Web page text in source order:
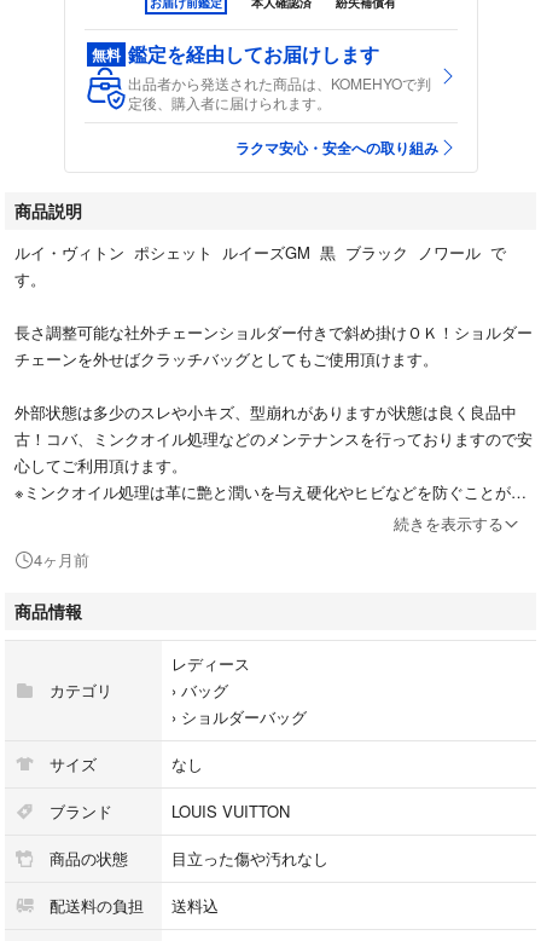
無料 鑑定を経由してお届けします
出品者から発送された商品は、KOMEHYOで判
定後、購入者に届けられます。
ラクマ安心・安全への取り組み
商品説明
ルイ・ヴィトン ポシェット ルイーズGM 黒 ブラック ノワール で
す。
長さ調整可能な社外チェーンショルダー付きで斜め掛けＯＫ！ショルダー
チェーンを外せばクラッチバッグとしてもご使用頂けます。
外部状態は多少のスレや小キズ、型崩れがありますが状態は良く良品中
古！コバ、ミンクオイル処理などのメンテナンスを行っておりますので安
心してご利用頂けます。
※ミンクオイル処理は革に艶と潤いを与え硬化やヒビなどを防ぐことがで
内部状態はマグネットボタン付近に押し痕や小キズが御座いますがクリー
ニング済みですので目立つようなシミや汚れは御座いません。その他、報
告を必要とするダメージは御座いません。
※当商品は鑑定済み（本物保証）及び表面、内面クリーニング、ミンクオ
イル処理、防臭殺菌処理、補修補色メンテナンスを行っておりますので他
の方とは品質状態、保証面で安心してご利用して頂けます。
ブランド：LOUIS VUITTON（ルイヴィトン）
商品名 ：ポシェット・ルイーズGM（M51631）
カラー ：黒(ノワール)
サイズ ：H(高):16cm×W(幅):23.5cm×D(厚):3.5cm
続きを表示する
4ヶ月前
商品情報
カテゴリ
レディース
› バッグ
› ショルダーバッグ
サイズ なし
ブランド LOUIS VUITTON
商品の状態 目立った傷や汚れなし
配送料の負担 送料込